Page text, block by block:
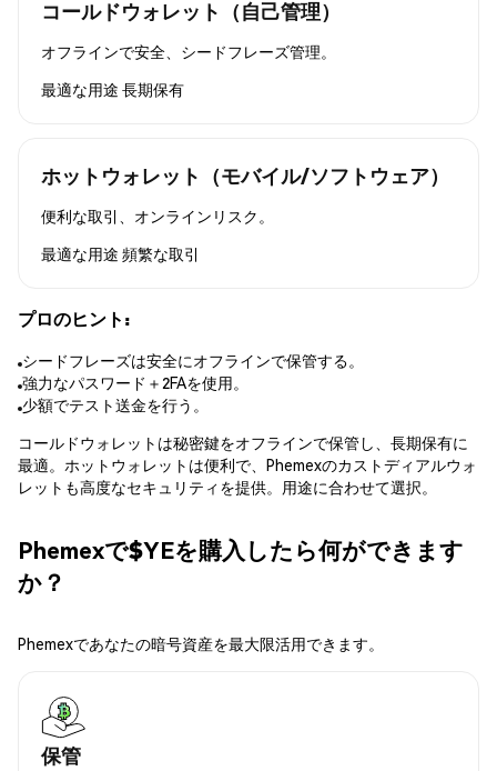
コールドウォレット（自己管理）
オフラインで安全、シードフレーズ管理。
最適な用途 長期保有
ホットウォレット（モバイル/ソフトウェア）
便利な取引、オンラインリスク。
最適な用途 頻繁な取引
プロのヒント:
シードフレーズは安全にオフラインで保管する。
強力なパスワード＋2FAを使用。
少額でテスト送金を行う。
コールドウォレットは秘密鍵をオフラインで保管し、長期保有に
最適。ホットウォレットは便利で、Phemexのカストディアルウォ
レットも高度なセキュリティを提供。用途に合わせて選択。
Phemexで$YEを購入したら何ができます
か？
Phemexであなたの暗号資産を最大限活用できます。
保管